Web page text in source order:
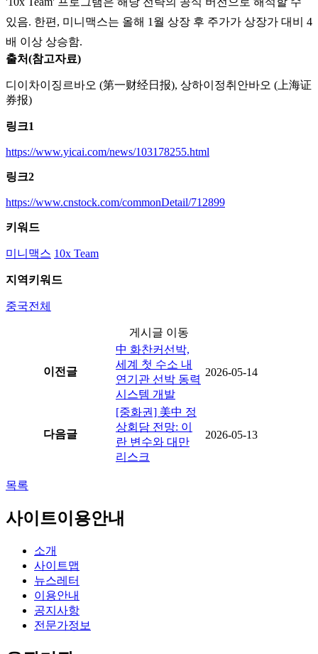
있음. 한편, 미니맥스는 올해 1월 상장 후 주가가 상장가 대비 4
배 이상 상승함.
출처(참고자료)
디이차이징르바오 (第一财经日报), 상하이정취안바오 (上海证
券报)
링크1
https://www.yicai.com/news/103178255.html
링크2
https://www.cnstock.com/commonDetail/712899
키워드
미니맥스 10x Team
지역키워드
중국전체
게시글 이동
이전글
中 화찬커선박,
세계 첫 수소 내
연기관 선박 동력
시스템 개발
2026-05-14
다음글
[중화권] 美中 정
상회담 전망: 이
란 변수와 대만
리스크
2026-05-13
목록
사이트이용안내
소개
사이트맵
뉴스레터
이용안내
공지사항
전문가정보